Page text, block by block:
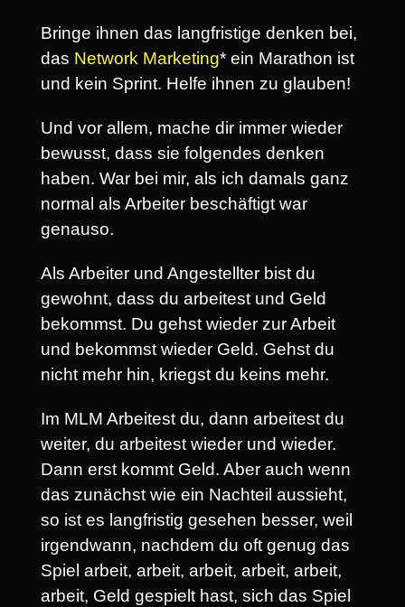
Bringe ihnen das langfristige denken bei,
das Network Marketing* ein Marathon ist
und kein Sprint. Helfe ihnen zu glauben!
Und vor allem, mache dir immer wieder
bewusst, dass sie folgendes denken
haben. War bei mir, als ich damals ganz
normal als Arbeiter beschäftigt war
genauso.
Als Arbeiter und Angestellter bist du
gewohnt, dass du arbeitest und Geld
bekommst. Du gehst wieder zur Arbeit
und bekommst wieder Geld. Gehst du
nicht mehr hin, kriegst du keins mehr.
Im MLM Arbeitest du, dann arbeitest du
weiter, du arbeitest wieder und wieder.
Dann erst kommt Geld. Aber auch wenn
das zunächst wie ein Nachteil aussieht,
so ist es langfristig gesehen besser, weil
irgendwann, nachdem du oft genug das
Spiel arbeit, arbeit, arbeit, arbeit, arbeit,
arbeit, Geld gespielt hast, sich das Spiel